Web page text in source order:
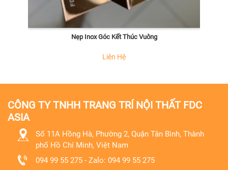
Nẹp Inox Góc Kết Thúc Vuông
Liên Hệ
CÔNG TY TNHH TRANG TRÍ NỘI THẤT FDC
ASIA
Số 11A Hồng Hà, Phường 2, Quận Tân Bình, Thành
phố Hồ Chí Minh, Việt Nam
094 99 55 275 - Zalo: 094 99 55 275